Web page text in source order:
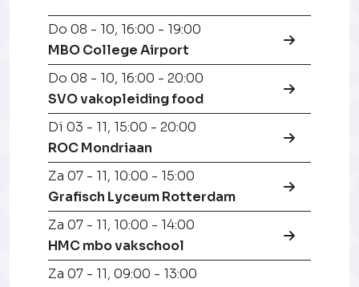
Do 08 - 10, 16:00 - 19:00
MBO College Airport
Do 08 - 10, 16:00 - 20:00
SVO vakopleiding food
Di 03 - 11, 15:00 - 20:00
ROC Mondriaan
Za 07 - 11, 10:00 - 15:00
Grafisch Lyceum Rotterdam
Za 07 - 11, 10:00 - 14:00
HMC mbo vakschool
Za 07 - 11, 09:00 - 13:00